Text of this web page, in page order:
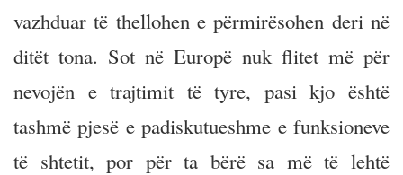
vazhduar të thellohen e përmirësohen deri në
ditët tona. Sot në Europë nuk flitet më për
nevojën e trajtimit të tyre, pasi kjo është
tashmë pjesë e padiskutueshme e funksioneve
të shtetit, por për ta bërë sa më të lehtë